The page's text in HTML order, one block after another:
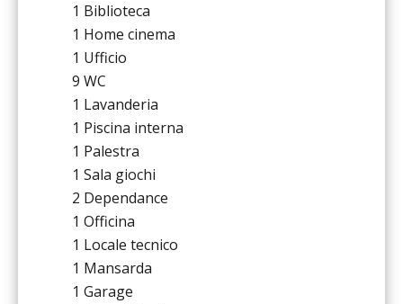
1 Biblioteca
1 Home cinema
1 Ufficio
9 WC
1 Lavanderia
1 Piscina interna
1 Palestra
1 Sala giochi
2 Dependance
1 Officina
1 Locale tecnico
1 Mansarda
1 Garage